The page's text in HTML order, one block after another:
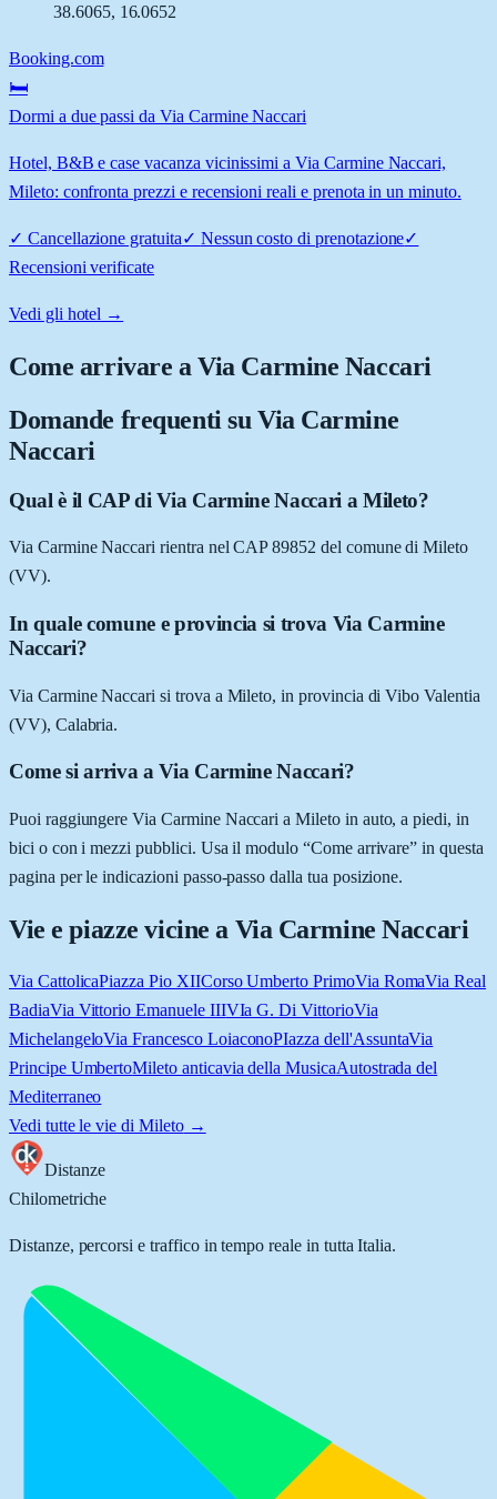
38.6065, 16.0652
Booking.com
🛏️
Dormi a due passi da Via Carmine Naccari
Hotel, B&B e case vacanza vicinissimi a Via Carmine Naccari,
Mileto: confronta prezzi e recensioni reali e prenota in un minuto.
✓ Cancellazione gratuita✓ Nessun costo di prenotazione✓
Recensioni verificate
Vedi gli hotel →
Come arrivare aVia Carmine Naccari
Domande frequenti su Via Carmine
Naccari
Qual è il CAP di Via Carmine Naccari a Mileto?
Via Carmine Naccari rientra nel CAP 89852 del comune di Mileto
(VV).
In quale comune e provincia si trova Via Carmine
Naccari?
Via Carmine Naccari si trova a Mileto, in provincia di Vibo Valentia
(VV), Calabria.
Come si arriva a Via Carmine Naccari?
Puoi raggiungere Via Carmine Naccari a Mileto in auto, a piedi, in
bici o con i mezzi pubblici. Usa il modulo “Come arrivare” in questa
pagina per le indicazioni passo-passo dalla tua posizione.
Vie e piazze vicine a Via Carmine Naccari
Via CattolicaPiazza Pio XIICorso Umberto PrimoVia RomaVia Real
BadiaVia Vittorio Emanuele IIIVIa G. Di VittorioVia
MichelangeloVia Francesco LoiaconoPIazza dell'AssuntaVia
Principe UmbertoMileto anticavia della MusicaAutostrada del
Mediterraneo
Vedi tutte le vie di Mileto→
Distanze
Chilometriche
Distanze, percorsi e traffico in tempo reale in tutta Italia.